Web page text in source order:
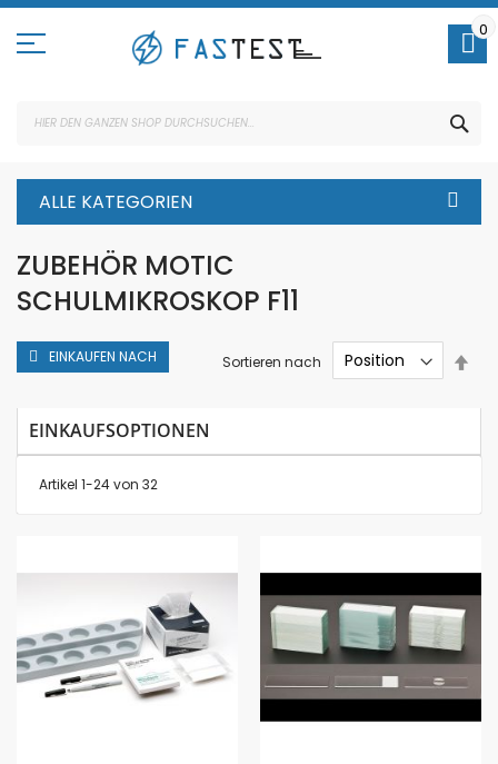
Direkt
Inhalt
0
ALLE KATEGORIEN
ZUBEHÖR MOTIC
SCHULMIKROSKOP F11
Artikel 1-24von 32
Sortieren nach
EINKAUFEN NACH
EINKAUFSOPTIONEN